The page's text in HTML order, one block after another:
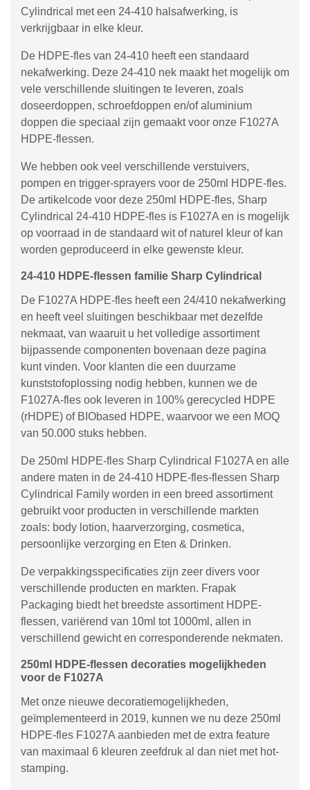
Cylindrical met een 24-410 halsafwerking, is
verkrijgbaar in elke kleur.
De HDPE-fles van 24-410 heeft een standaard
nekafwerking. Deze 24-410 nek maakt het mogelijk om
vele verschillende sluitingen te leveren, zoals
doseerdoppen, schroefdoppen en/of aluminium
doppen die speciaal zijn gemaakt voor onze F1027A
HDPE-flessen.
We hebben ook veel verschillende verstuivers,
pompen en trigger-sprayers voor de 250ml HDPE-fles.
De artikelcode voor deze 250ml HDPE-fles, Sharp
Cylindrical 24-410 HDPE-fles is F1027A en is mogelijk
op voorraad in de standaard wit of naturel kleur of kan
worden geproduceerd in elke gewenste kleur.
24-410 HDPE-flessen familie Sharp Cylindrical
De F1027A HDPE-fles heeft een 24/410 nekafwerking
en heeft veel sluitingen beschikbaar met dezelfde
nekmaat, van waaruit u het volledige assortiment
bijpassende componenten bovenaan deze pagina
kunt vinden. Voor klanten die een duurzame
kunststofoplossing nodig hebben, kunnen we de
F1027A-fles ook leveren in 100% gerecycled HDPE
(rHDPE) of BIObased HDPE, waarvoor we een MOQ
van 50.000 stuks hebben.
De 250ml HDPE-fles Sharp Cylindrical F1027A en alle
andere maten in de 24-410 HDPE-fles-flessen Sharp
Cylindrical Family worden in een breed assortiment
gebruikt voor producten in verschillende markten
zoals: body lotion, haarverzorging, cosmetica,
persoonlijke verzorging en Eten & Drinken.
De verpakkingsspecificaties zijn zeer divers voor
verschillende producten en markten. Frapak
Packaging biedt het breedste assortiment HDPE-
flessen, variërend van 10ml tot 1000ml, allen in
verschillend gewicht en corresponderende nekmaten.
250ml HDPE-flessen decoraties mogelijkheden
voor de F1027A
Met onze nieuwe decoratiemogelijkheden,
geïmplementeerd in 2019, kunnen we nu deze 250ml
HDPE-fles F1027A aanbieden met de extra feature
van maximaal 6 kleuren zeefdruk al dan niet met hot-
stamping.